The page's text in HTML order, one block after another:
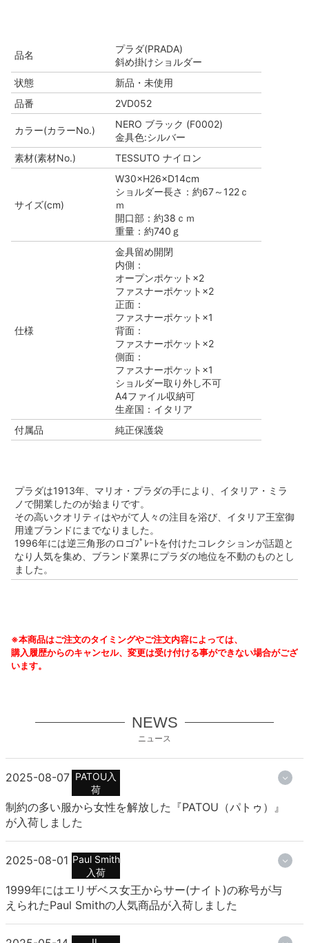
品名
プラダ(PRADA)
斜め掛けショルダー
状態
新品・未使用
品番
2VD052
カラー(カラーNo.)
NERO ブラック (F0002)
金具色:シルバー
素材(素材No.)
TESSUTO ナイロン
サイズ(cm)
W30×H26×D14cm
ショルダー長さ：約67～122ｃ
ｍ
開口部：約38ｃｍ
重量：約740ｇ
仕様
金具留め開閉
内側：
オープンポケット×2
ファスナーポケット×2
正面：
ファスナーポケット×1
背面：
ファスナーポケット×2
側面：
ファスナーポケット×1
ショルダー取り外し不可
A4ファイル収納可
生産国：イタリア
付属品
純正保護袋
プラダは1913年、マリオ・プラダの手により、イタリア・ミラ
ノで開業したのが始まりです。
その高いクオリティはやがて人々の注目を浴び、イタリア王室御
用達ブランドにまでなりました。
1996年には逆三角形のロゴﾌﾟﾚｰﾄを付けたコレクションが話題と
なり人気を集め、ブランド業界にプラダの地位を不動のものとし
ました。
※本商品はご注文のタイミングやご注文内容によっては、
購入履歴からのキャンセル、変更は受け付ける事ができない場合がござ
います。
NEWS
ニュース
2025-08-07 PATOU入
荷
制約の多い服から女性を解放した『PATOU（パトゥ）』
が入荷しました
2025-08-01 Paul Smith
入荷
1999年にはエリザベス女王からサー(ナイト)の称号が与
えられたPaul Smithの人気商品が入荷しました